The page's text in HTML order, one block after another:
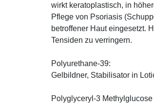
wirkt keratoplastisch, in
Pflege von Psoriasis
betroffener Haut eingesetzt.
Tensiden zu verringern.
Polyurethane-39:
Gelbildner, Stabilisator in
Polyglyceryl-3